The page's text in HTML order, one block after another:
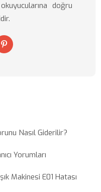
doğru
Nasıl Giderilir?
Yorumları
Makinesi E01 Hatası